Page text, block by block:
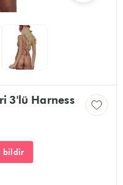
3'lü Harness
bildir